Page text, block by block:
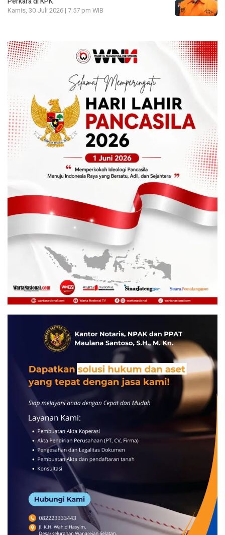
Kamis, 30 Juli 2026 | 7:57 pm WIB